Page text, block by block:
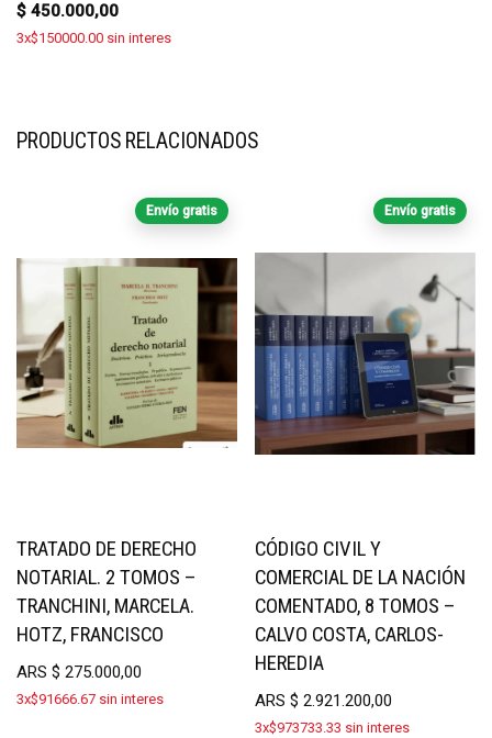
$ 450.000,00
3x$150000.00 sin interes
PRODUCTOS RELACIONADOS
Envío gratis
TRATADO DE DERECHO
NOTARIAL. 2 TOMOS –
TRANCHINI, MARCELA.
HOTZ, FRANCISCO
ARS $ 275.000,00
3x$91666.67 sin interes
Envío gratis
CÓDIGO CIVIL Y
COMERCIAL DE LA NACIÓN
COMENTADO, 8 TOMOS –
CALVO COSTA, CARLOS-
HEREDIA
ARS$ 2.921.200,00
3x$973733.33 sin interes